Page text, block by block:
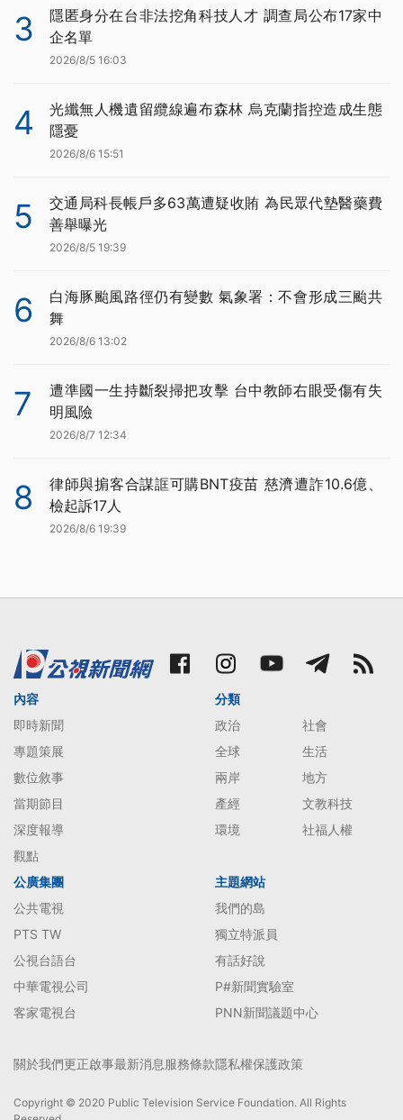
3
隱匿身分在台非法挖角科技人才 調查局公布17家中
企名單
2026/8/5 16:03
4
光纖無人機遺留纜線遍布森林 烏克蘭指控造成生態
隱憂
2026/8/6 15:51
5
交通局科長帳戶多63萬遭疑收賄 為民眾代墊醫藥費
善舉曝光
2026/8/5 19:39
6
白海豚颱風路徑仍有變數 氣象署：不會形成三颱共
舞
2026/8/6 13:02
7
遭準國一生持斷裂掃把攻擊 台中教師右眼受傷有失
明風險
2026/8/7 12:34
8
律師與掮客合謀誆可購BNT疫苗 慈濟遭詐10.6億、
檢起訴17人
2026/8/6 19:39
內容
即時新聞
專題策展
數位敘事
當期節目
深度報導
觀點
分類
政治
社會
全球
生活
兩岸
地方
產經
文教科技
環境
社福人權
公廣集團
公共電視
PTS TW
公視台語台
中華電視公司
客家電視台
主題網站
我們的島
獨立特派員
有話好說
P#新聞實驗室
PNN新聞議題中心
關於我們更正啟事最新消息服務條款隱私權保護政策
Copyright © 2020 Public Television Service Foundation. All Rights